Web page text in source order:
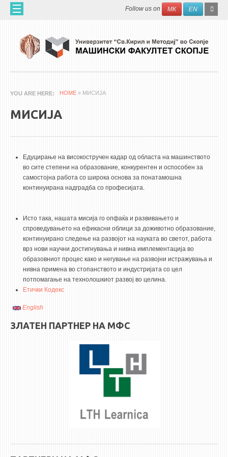
Skip to main content Search
Follow us on МК EN
ЗА НАС
60 ГОДИНИ МФ
НАУЧНА ДЕЈНОСТ
АПЛИКАТИВНА ДЕЈНОСТ
МЕЃУНАРОДНА СОРАБОТКА
QIM-SEE
3DFindIT
WATERBRIDGING
CIRASIM
ENERGET
AIR QUALITY MODELLING
ИНФОРМАЦИИ ОД ЈАВЕН КАРАКТЕР
АНКЕТИ И САМОЕВАЛУАЦИИ
YOU ARE HERE HOME » МИСИЈА
МИСИЈА
Едуцирање на високостручен кадар од областа на машинството
во сите степени на образование, конкурентен и оспособен за
самостојна работа со широка основа за понатамошна
континуирана надградба со професијата.
Исто така, нашата мисија го опфаќа и развивањето и
спроведувањето на ефикасни облици за доживотно образование,
континуирано следење на развојот на науката во светот, работа
врз нови научни достигнувања и нивна имплементација во
образовниот процес како и негување на развојни истражувања и
нивна примена во стопанството и индустријата со цел
потпомагање на технолошкиот развој во целина.
Етички Кодекс
English
ЗЛАТЕН ПАРТНЕР НА МФС